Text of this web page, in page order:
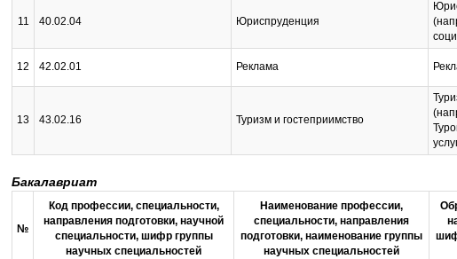
11 40.02.04 Юриспруденция
12 42.02.01 Реклама
13 43.02.16 Туризм и гостеприимство
Бакалавриат
№
Код профессии, специальности,
направления подготовки, научной
специальности, шифр группы
научных специальностей
Наименование профессии,
специальности, направления
подготовки, наименование группы
научных специальностей